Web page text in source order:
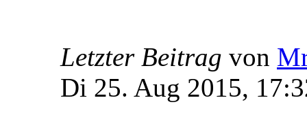
Letzter Beitrag von
Di 25. Aug 2015,